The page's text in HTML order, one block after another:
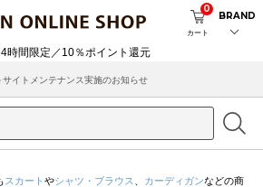
カート
0
BRAND
イトメンテナンス実施のお知らせ
スカート やシャツ・ブラウス カーディガンなどの商